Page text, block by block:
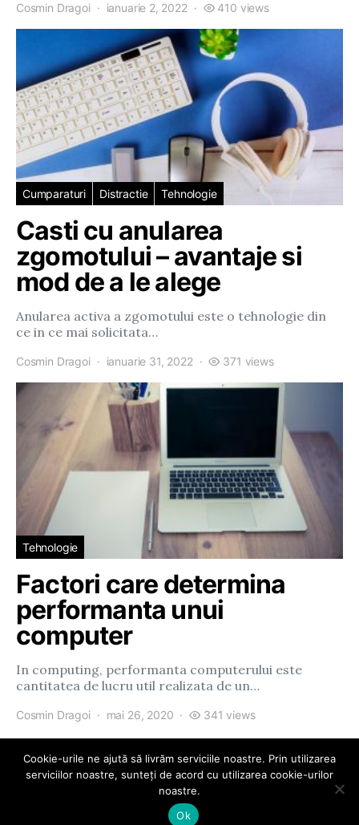
Cosmin Dragoi ianuarie 2, 2022 410 views
Cumparaturi Distractie Tehnologie
Casti cu anularea
zgomotului – avantaje si
mod de a le alege
Anularea activa a zgomotului este o tehnologie din
ce in ce mai solicitata…
Cosmin Dragoi ianuarie 31, 2022 371 views
Tehnologie
Factori care determina
performanta unui
computer
In computing, performanta computerului este
cantitatea de lucru util realizata de un…
Cosmin Dragoi mai 26, 2020 341 views
eParty
Cookie-urile ne ajută să livrăm serviciile noastre. Prin utilizarea
serviciilor noastre, sunteți de acord cu utilizarea cookie-urilor
noastre.
Ok